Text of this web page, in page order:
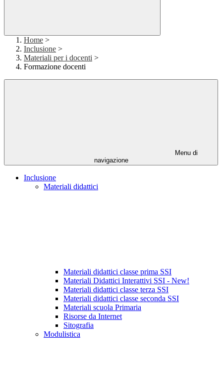
Home >
Inclusione >
Materiali per i docenti >
Formazione docenti
Menu di
navigazione
Inclusione
Materiali didattici
Materiali didattici classe prima SSI
Materiali Didattici Interattivi SSI - New!
Materiali didattici classe terza SSI
Materiali didattici classe seconda SSI
Materiali scuola Primaria
Risorse da Internet
Sitografia
Modulistica